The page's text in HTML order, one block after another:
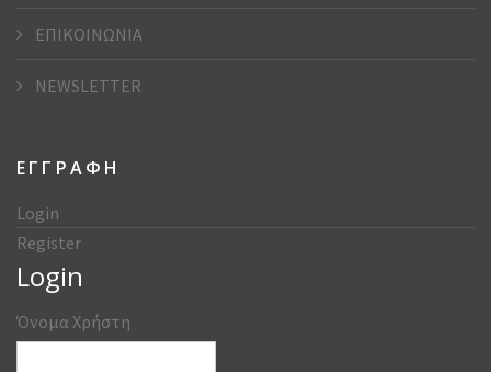
ΕΠΙΚΟΙΝΩΝΙΑ
NEWSLETTER
ΕΓΓΡΑΦΗ
Login
Register
Login
Όνομα Χρήστη